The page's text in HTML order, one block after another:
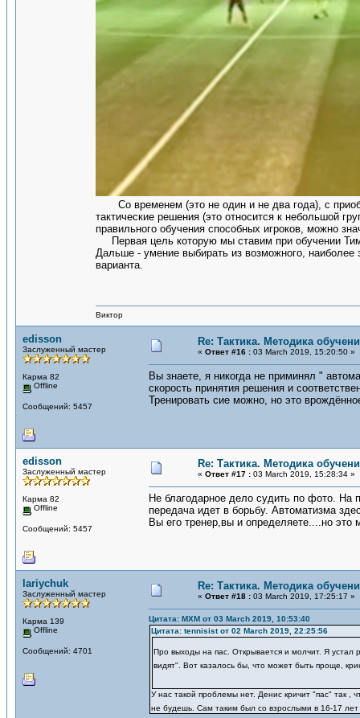
Со временем (это не один и не два года), с
тактические решения (это относится к небольшой
правильного обучения способных игроков, можно
Первая цель которую мы ставим при обучении
Дальше - умение выбирать из возможного, наиболее
варианта.
Виктор
edisson
Заслуженный мастер
Карма 82
Offline
Сообщений: 5457
Re: Тактика. Методика
« Ответ #16 : 03 March 2019, 15:20:50 »
Вы знаете, я никогда не приминял "
скорость принятия решения и
Тренировать сие можно, но это
edisson
Заслуженный мастер
Карма 82
Offline
Сообщений: 5457
Re: Тактика. Методика
« Ответ #17 : 03 March 2019, 15:28:34 »
Не благодарное дело судить по фото. На
передача идет в борьбу. Автоматизма
Вы его тренер,вы и определяете....но это
lariychuk
Заслуженный мастер
Карма 139
Offline
Сообщений: 4701
Re: Тактика. Методика
« Ответ #18 : 03 March 2019, 17:25:17 »
Цитата: MXM от 03 March 2019, 10:53:40
Цитата: tennisist от 02 March 2019, 22:25:56
Про выходы на пас. Открывается и молчит. Я устал
видят". Вот казалось бы, что может быть проще,
У нас такой проблемы нет. Денис кричит "пас" так
не будешь. Сам таким был со взрослыми в 16-17 лет